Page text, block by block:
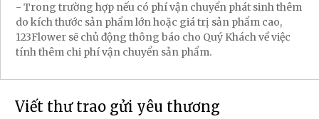
- Trong trường hợp nếu có phí vận chuyển phát sinh thêm
do kích thước sản phẩm lớn hoặc giá trị sản phẩm cao,
123Flower sẽ chủ động thông báo cho Quý Khách về việc
tính thêm chi phí vận chuyển sản phẩm.
Viết thư trao gửi yêu thương